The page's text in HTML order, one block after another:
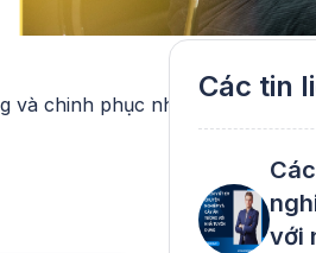
và chinh phục nhà tuyển dụng
Các tin
với